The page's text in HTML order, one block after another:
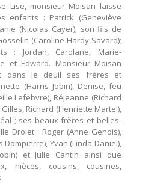
Lise, monsieur Moisan laisse
enfants : Patrick (Geneviève
(Nicolas Cayer); son fils de
(Caroline Hardy-Savard);
: Jordan, Carolane, Marie-
et Edward. Monsieur Moisan
dans le deuil ses frères et
(Harris Jobin), Denise, feu
Lefebvre), Réjeanne (Richard
Gilles, Richard (Henriette Martel),
; ses beaux-frères et belles-
Drolet : Roger (Anne Genois),
Dompierre), Yvan (Linda Daniel),
et Julie Cantin ainsi que
nièces, cousins, cousines,